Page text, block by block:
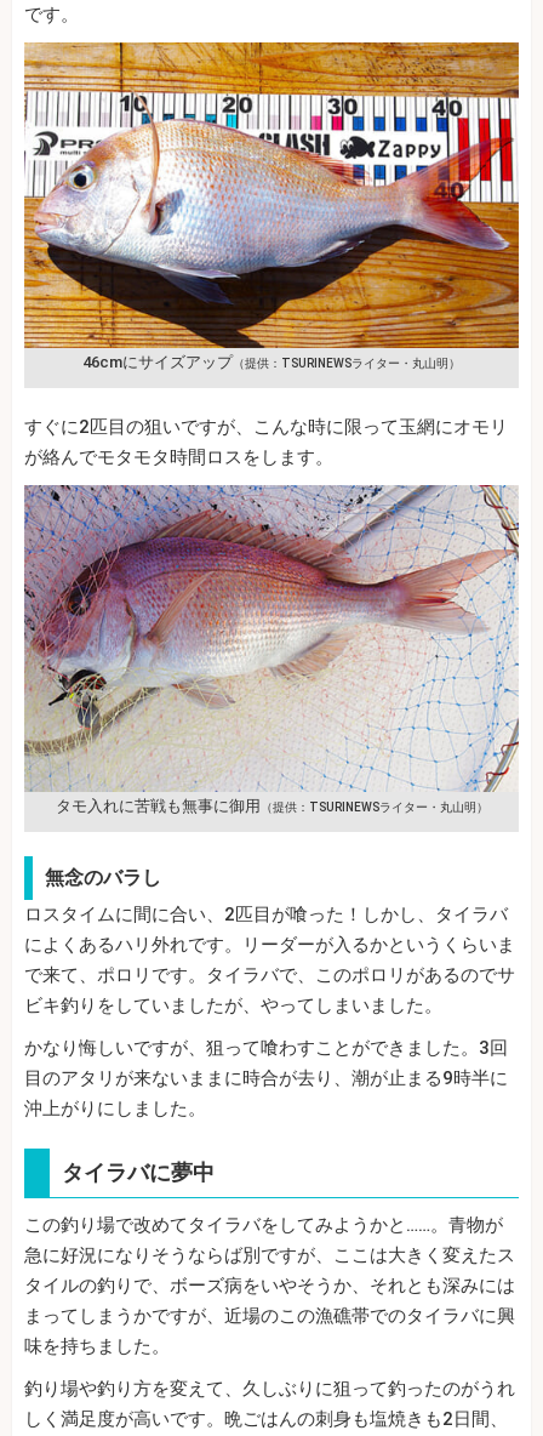
です。
46cmにサイズアップ （提供：TSURINEWSライター・丸山明）
すぐに2匹目の狙いですが、こんな時に限って玉網にオモリ
が絡んでモタモタ時間ロスをします。
タモ入れに苦戦も無事に御用 （提供：TSURINEWSライター・丸山明）
無念のバラし
ロスタイムに間に合い、2匹目が喰った！しかし、タイラバ
によくあるハリ外れです。リーダーが入るかというくらいま
で来て、ポロリです。タイラバで、このポロリがあるのでサ
ビキ釣りをしていましたが、やってしまいました。
かなり悔しいですが、狙って喰わすことができました。3回
目のアタリが来ないままに時合が去り、潮が止まる9時半に
沖上がりにしました。
タイラバに夢中
この釣り場で改めてタイラバをしてみようかと……。青物が
急に好況になりそうならば別ですが、ここは大きく変えたス
タイルの釣りで、ボーズ病をいやそうか、それとも深みには
まってしまうかですが、近場のこの漁礁帯でのタイラバに興
味を持ちました。
釣り場や釣り方を変えて、久しぶりに狙って釣ったのがうれ
しく満足度が高いです。晩ごはんの刺身も塩焼きも2日間、